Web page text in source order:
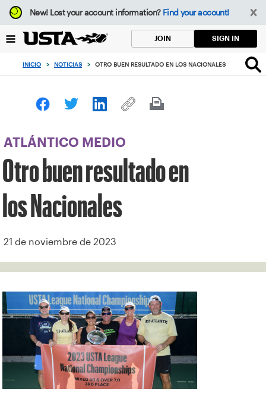
Enfoque
desde
botón
volver
principio
New!Lost your account information? Find your account!
JOIN SIGN IN
INICIO > NOTICIAS > OTRO BUEN RESULTADO EN LOS NACIONALES
ATLÁNTICO MEDIO
Otro buen resultado en
los Nacionales
21 de noviembre de 2023